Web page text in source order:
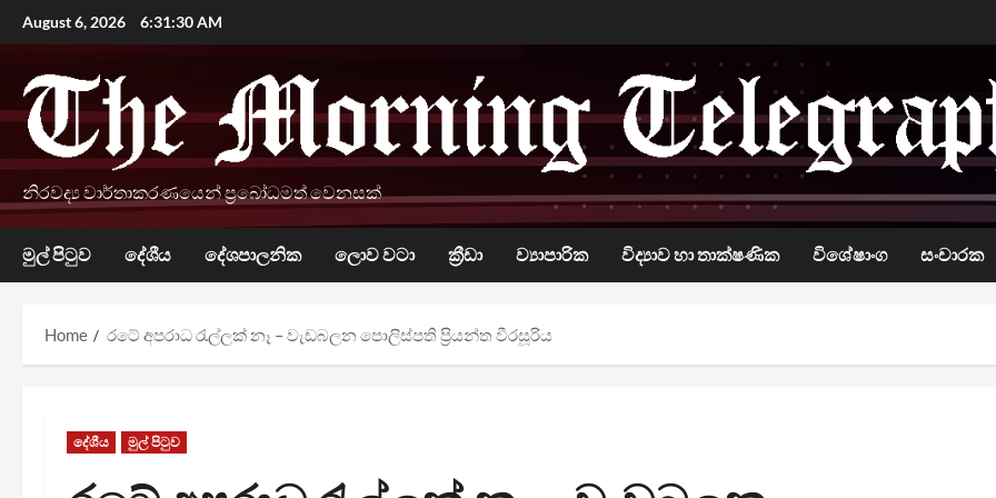
Skip
to
content
August 6, 2026 6:31:31 AM
නිරවද්‍ය වාර්තාකරණයෙන් ප්‍රබෝධමත් වෙනසක්
මුල් පිටුව දේශීය දේශපාලනික ලොව වටා ක්‍රීඩා ව්‍යාපාරික විද්‍යාව හා තාක්ෂණික විශේෂාංග සංචාරක
Home රටේ අපරාධ රැල්ලක් නෑ – වැඩබලන පොලිස්පති ප්‍රියන්ත වීරසූරිය
දේශීය මුල් පිටුව